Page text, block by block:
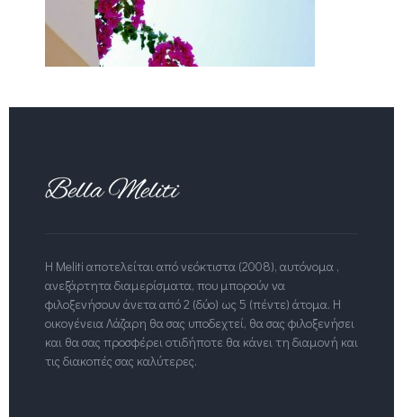
Η Meliti αποτελείται από νεόκτιστα (2008), αυτόνομα ,
ανεξάρτητα διαμερίσματα, που μπορούν να
φιλοξενήσουν άνετα από 2 (δύο) ως 5 (πέντε) άτομα. Η
οικογένεια Λάζαρη θα σας υποδεχτεί, θα σας φιλοξενήσει
και θα σας προσφέρει οτιδήποτε θα κάνει τη διαμονή και
τις διακοπές σας καλύτερες.